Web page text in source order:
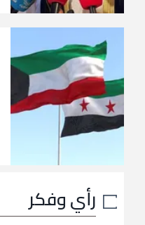
رأي وفكر